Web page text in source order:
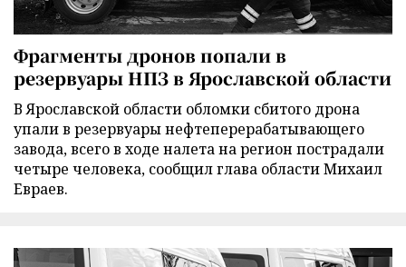
Фрагменты дронов попали в
резервуары НПЗ в Ярославской области
В Ярославской области обломки сбитого дрона
упали в резервуары нефтеперерабатывающего
завода, всего в ходе налета на регион пострадали
четыре человека, сообщил глава области Михаил
Евраев.